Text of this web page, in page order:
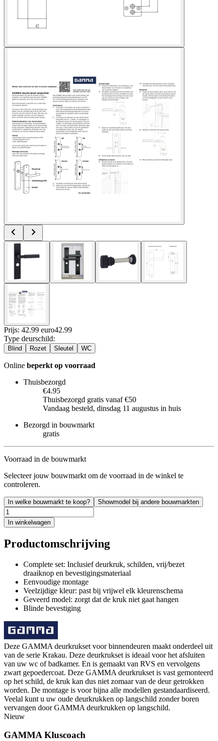
Prijs: 42.99 euro42.99
Type deurschild:
Blind Rozet Sleutel WC
Online beperkt op voorraad
Thuisbezorgd
€4.95
Thuisbezorgd gratis vanaf €50
Vandaag besteld, dinsdag 11 augustus in huis
Bezorgd in bouwmarkt
gratis
Voorraad in de bouwmarkt
Selecteer jouw bouwmarkt om de voorraad in de winkel te
controleren.
In welke bouwmarkt te koop? Showmodel bij andere bouwmarkten
In winkelwagen
Productomschrijving
Complete set: Inclusief deurkruk, schilden, vrij/bezet
draaiknop en bevestigingsmateriaal
Eenvoudige montage
Veelzijdige kleur: past bij vrijwel elk kleurenschema
Geveerd model: zorgt dat de kruk niet gaat hangen
Blinde bevestiging
Deze GAMMA deurkrukset voor binnendeuren maakt onderdeel uit
van de serie Krakau. Deze deurkrukset is ideaal voor het afsluiten
van uw wc of badkamer. En is gemaakt van RVS en vervolgens
zwart gepoedercoat. Deze GAMMA deurkrukset is vast gemonteerd
op het schild, de kruk kan dus niet zomaar van de deur getrokken
worden. De montage is voor bijna alle modellen gestandaardiseerd.
Veelal kunt u uw oude deurkrukken op langschild zonder boren
vervangen door GAMMA deurkrukken op langschild.
Nieuw
GAMMA Kluscoach